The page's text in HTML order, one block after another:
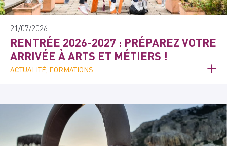
21/07/2026
RENTRÉE 2026-2027 : PRÉPAREZ VOTRE
ARRIVÉE À ARTS ET MÉTIERS !
ACTUALITÉ, FORMATIONS